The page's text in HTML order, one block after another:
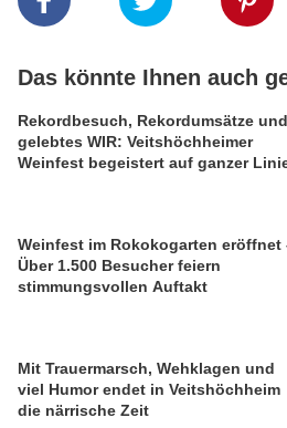
Das könnte Ihnen auch
Rekordbesuch, Rekordumsätze und
gelebtes WIR: Veitshöchheimer
Weinfest begeistert auf ganzer
Weinfest im Rokokogarten eröffnet
Über 1.500 Besucher feiern
stimmungsvollen Auftakt
Mit Trauermarsch, Wehklagen und
viel Humor endet in Veitshöchheim
die närrische Zeit